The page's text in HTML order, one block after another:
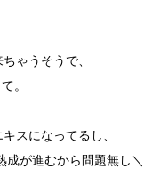
ゃうそうで、
。
スになってるし、
成が進むから問題無し＼